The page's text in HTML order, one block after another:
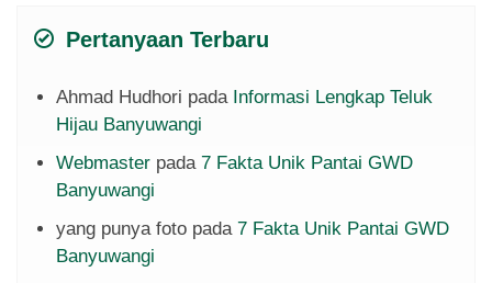
Pertanyaan Terbaru
Ahmad Hudhori pada Informasi Lengkap Teluk
Hijau Banyuwangi
Webmaster pada 7 Fakta Unik Pantai GWD
Banyuwangi
yang punya foto pada 7 Fakta Unik Pantai GWD
Banyuwangi